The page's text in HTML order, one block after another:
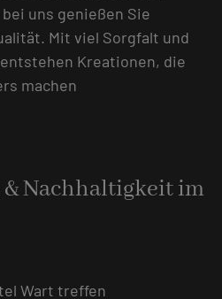
uns genießen Sie
Mit viel Sorgfalt und
Kreationen, die
machen
Nachhaltigkeit im
Wart treffen